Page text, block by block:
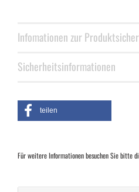
Infomationen zur
Sicherheitsinformationen
teilen
Für weitere Informationen besuchen Sie bitte